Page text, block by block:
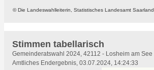
© Die Landeswahlleiterin, Statistisches Landesamt Saarland
Stimmen tabellarisch
Stimmen
tabellarisch
Gemeinderatswahl 2024, 42112 - Losheim am See
Amtliches Endergebnis, 03.07.2024, 14:24:33